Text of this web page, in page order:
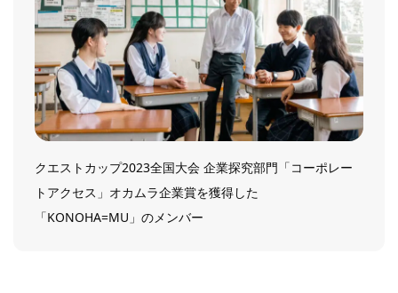
クエストカップ2023全国大会 企業探究部門「コーポレー
トアクセス」オカムラ企業賞を獲得した
「KONOHA=MU」のメンバー